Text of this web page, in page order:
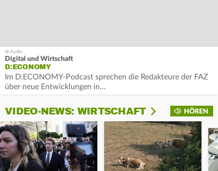
Digital und Wirtschaft
D:ECONOMY
Im D:ECONOMY-Podcast sprechen die Redakteure der FAZ
über neue Entwicklungen in…
HÖREN
VIDEO-NEWS: WIRTSCHAFT